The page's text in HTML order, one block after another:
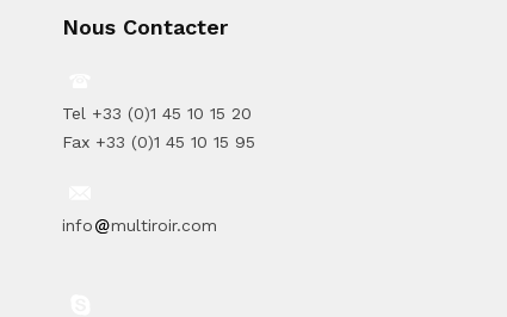
Nous Contacter
Tel +33 (0)1 45 10 15 20
Fax +33 (0)1 45 10 15 95
info multiroir.com